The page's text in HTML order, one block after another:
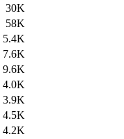
30K
58K
5.4K
7.6K
9.6K
4.0K
3.9K
4.5K
4.2K